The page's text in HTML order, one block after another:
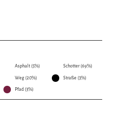
Asphalt (5%) Schotter (69%)
Weg (20%) Straße (3%)
Pfad (3%)